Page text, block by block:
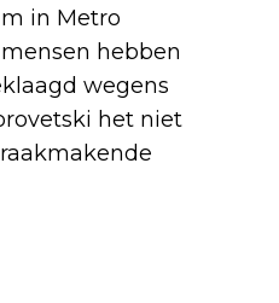
in Metro
hebben
wegens
het niet